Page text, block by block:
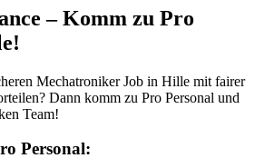
– Komm zu Pro
Mechatroniker Job in Hille mit fairer
Dann komm zu Pro Personal und
Team!
Personal: